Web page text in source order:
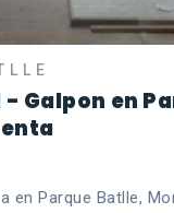
Galpon en
en Parque Batlle,